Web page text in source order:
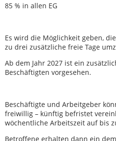
85 % in allen EG
Es wird die Möglichkeit geben,
zu drei zusätzliche freie Tage
Ab dem Jahr 2027 ist ein
Beschäftigten vorgesehen.
Beschäftigte und Arbeitgeber
freiwillig – künftig befristet
wöchentliche Arbeitszeit auf bis
Betroffene erhalten dann ein